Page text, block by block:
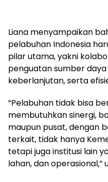
Liana menyampaikan
pelabuhan Indonesia
pilar utama, yakni
penguatan sumber daya
keberlanjutan, serta
“Pelabuhan tidak bisa
membutuhkan sinergi,
maupun pusat, dengan
terkait, tidak hanya
tetapi juga institusi lain
lahan, dan operasional,”